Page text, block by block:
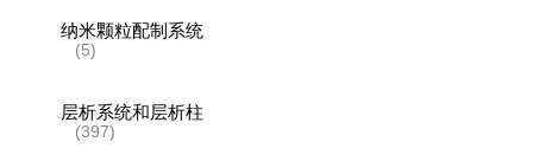
纳米颗粒配制系统
(5)
层析系统和层析柱
(397)